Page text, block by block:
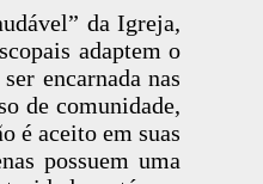
da Igreja,
adaptem o
encarnada nas
de comunidade,
é aceito em suas
possuem uma